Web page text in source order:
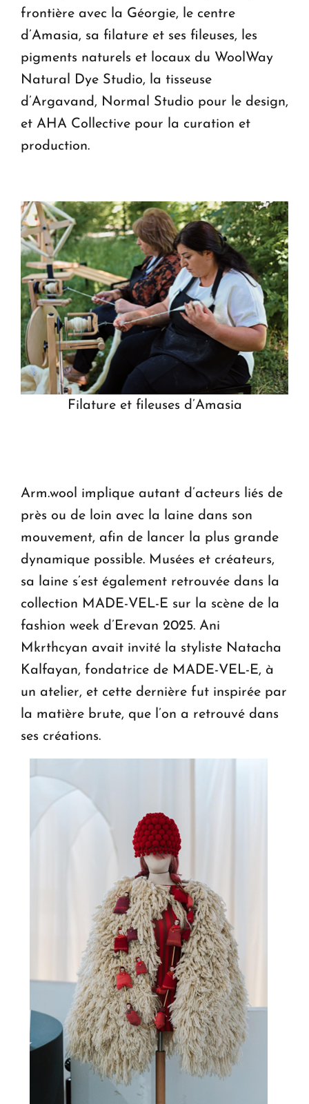
frontière avec la Géorgie, le centre
d’Amasia, sa filature et ses fileuses, les
pigments naturels et locaux du WoolWay
Natural Dye Studio, la tisseuse
d’Argavand, Normal Studio pour le design,
et AHA Collective pour la curation et
production.
Filature et fileuses d’Amasia
Arm.wool implique autant d’acteurs liés de
près ou de loin avec la laine dans son
mouvement, afin de lancer la plus grande
dynamique possible. Musées et créateurs,
sa laine s’est également retrouvée dans la
collection MADE-VEL-E sur la scène de la
fashion week d’Erevan 2025. Ani
Mkrthcyan avait invité la styliste Natacha
Kalfayan, fondatrice de MADE-VEL-E, à
un atelier, et cette dernière fut inspirée par
la matière brute, que l’on a retrouvé dans
ses créations.